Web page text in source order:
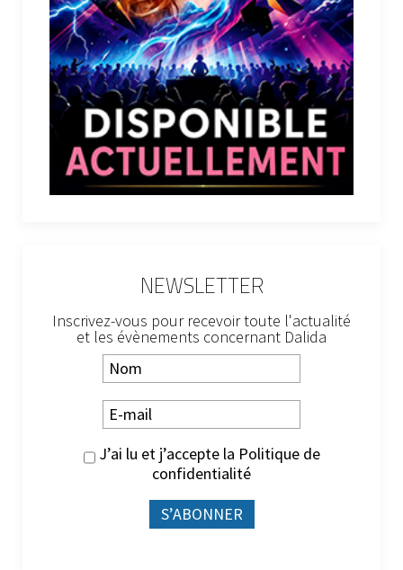
NEWSLETTER
Inscrivez-vous pour recevoir toute l'actualité
et les évènements concernant Dalida
J’ai lu et j’accepte la Politique de
confidentialité